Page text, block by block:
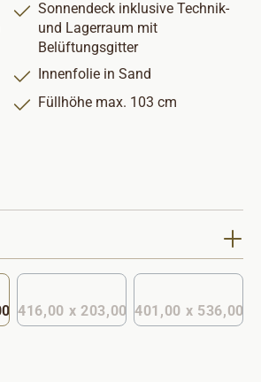
Sonnendeck inklusive Technik-
und Lagerraum mit
Belüftungsgitter
Innenfolie in Sand
Füllhöhe max. 103 cm
416,00 x 203,00 401,00 x 536,00